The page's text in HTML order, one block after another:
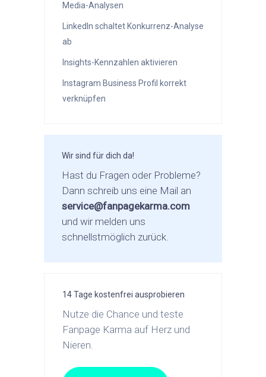
Media-Analysen
LinkedIn schaltet Konkurrenz-Analyse
ab
Insights-Kennzahlen aktivieren
Instagram Business Profil korrekt
verknüpfen
Wir sind für dich da!
Hast du Fragen oder Probleme?
Dann schreib uns eine Mail an
service@fanpagekarma.com
und wir melden uns
schnellstmöglich zurück.
14 Tage kostenfrei ausprobieren
Nutze die Chance und teste
Fanpage Karma auf Herz und
Nieren.